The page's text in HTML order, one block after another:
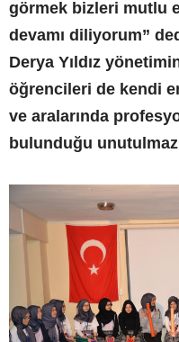
görmek bizleri mutlu
devamı diliyorum”
Derya Yıldız
öğrencileri de kendi
ve aralarında
bulunduğu